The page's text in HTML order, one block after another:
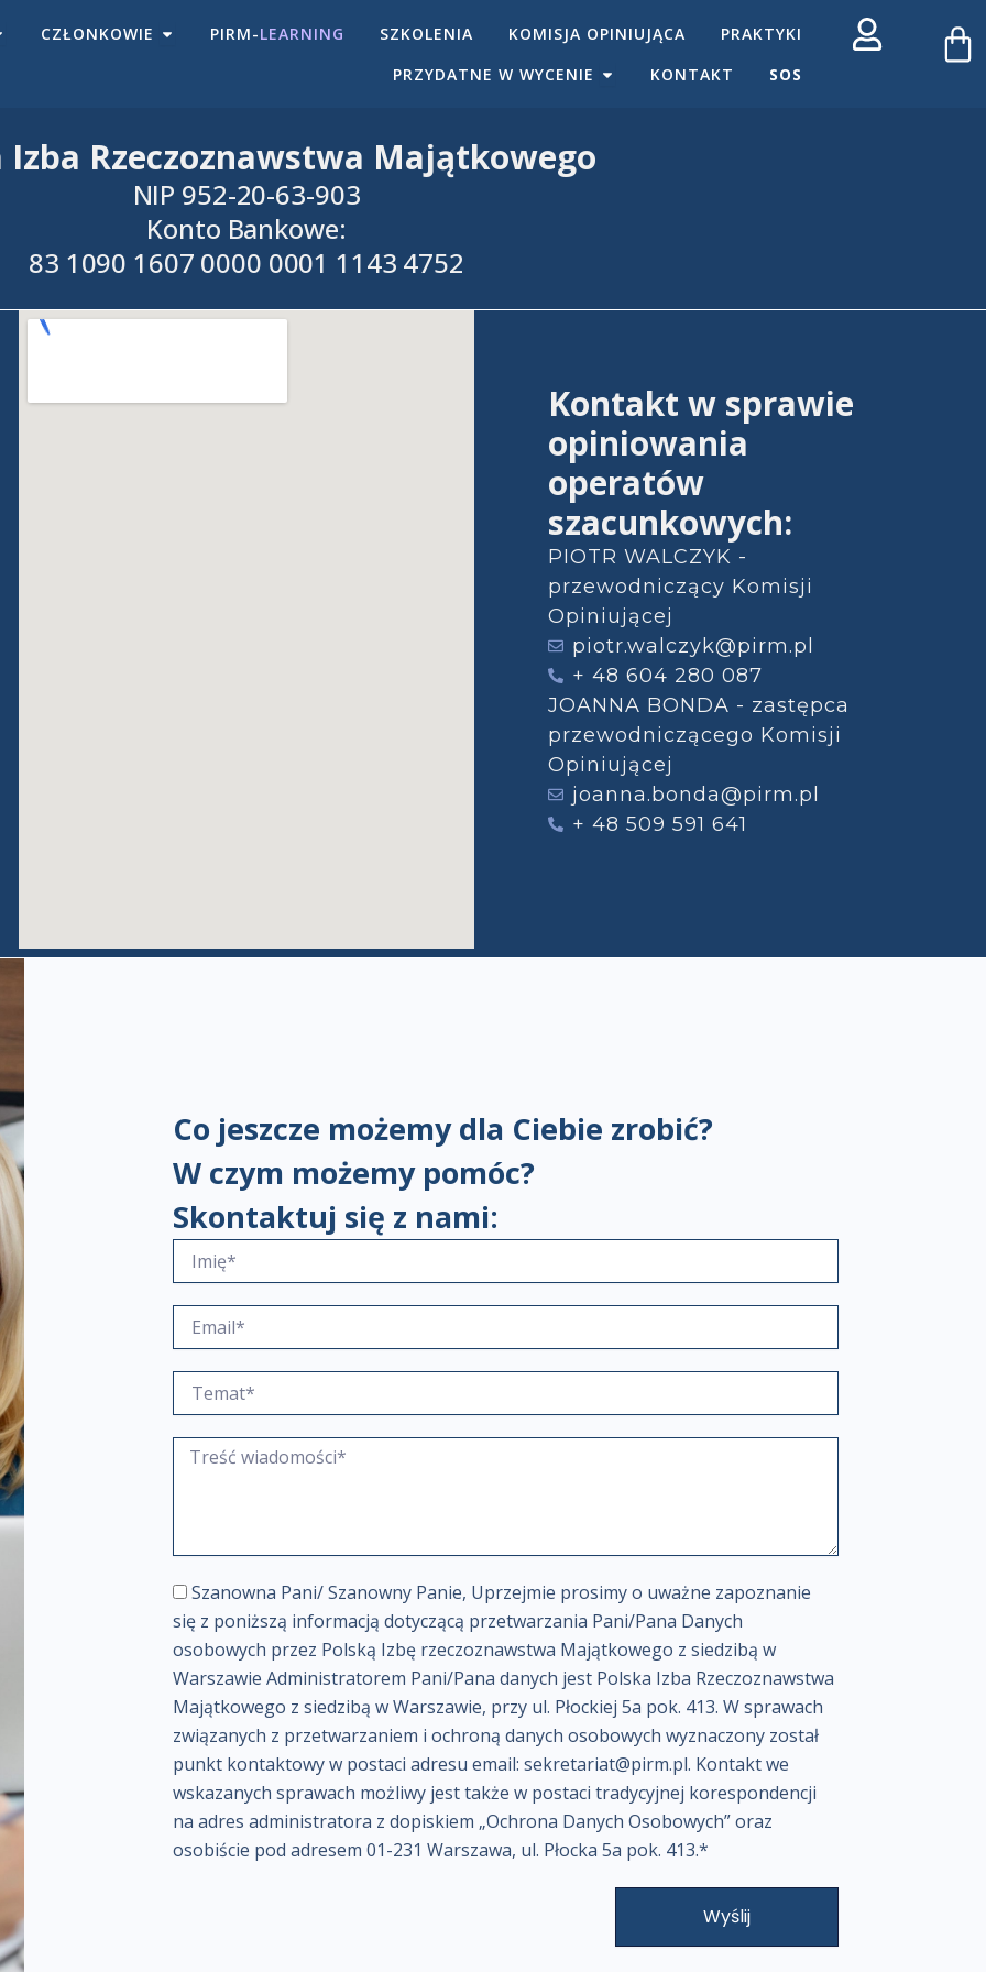
IZBA
CZŁONKOWIE OPEN CZŁONKOWIE
PIRM-LEARNING SZKOLENIA KOMISJA OPINIUJĄCA
PRAKTYKI
PRZYDATNE W WYCENIE OPEN PRZYDATNE W WYCENIE
KONTAKT SOS
Izba Rzeczoznawstwa Majątkowego
NIP 952-20-63-903
Konto Bankowe:
83 1090 1607 0000 0001 1143 4752
Kontakt w sprawie
opiniowania
operatów
szacunkowych:
PIOTR WALCZYK -
przewodniczący Komisji
Opiniującej
piotr.walczyk@pirm.pl
+ 48 604 280 087
JOANNA BONDA - zastępca
przewodniczącego Komisji
Opiniującej
joanna.bonda@pirm.pl
+ 48 509 591 641
Co jeszcze możemy dla Ciebie zrobić?
W czym możemy pomóc?
Skontaktuj się z nami:
m
i
*
m
a
l
e
m
ć
w
i
a
d
o
m
o
ś
c
i
*
I
n
f
o
r
m
a
c
j
a
w
Szanowna Pani/ Szanowny Panie, Uprzejmie prosimy o uważne zapoznanie
się z poniższą informacją dotyczącą przetwarzania Pani/Pana Danych
osobowych przez Polską Izbę rzeczoznawstwa Majątkowego z siedzibą w
Warszawie Administratorem Pani/Pana danych jest Polska Izba Rzeczoznawstwa
Majątkowego z siedzibą w Warszawie, przy ul. Płockiej 5a pok. 413. W sprawach
związanych z przetwarzaniem i ochroną danych osobowych wyznaczony został
punkt kontaktowy w postaci adresu email: sekretariat@pirm.pl. Kontakt we
wskazanych sprawach możliwy jest także w postaci tradycyjnej korespondencji
na adres administratora z dopiskiem „Ochrona Danych Osobowych” oraz
osobiście pod adresem 01-231 Warszawa, ul. Płocka 5a pok. 413.*
Wyślij